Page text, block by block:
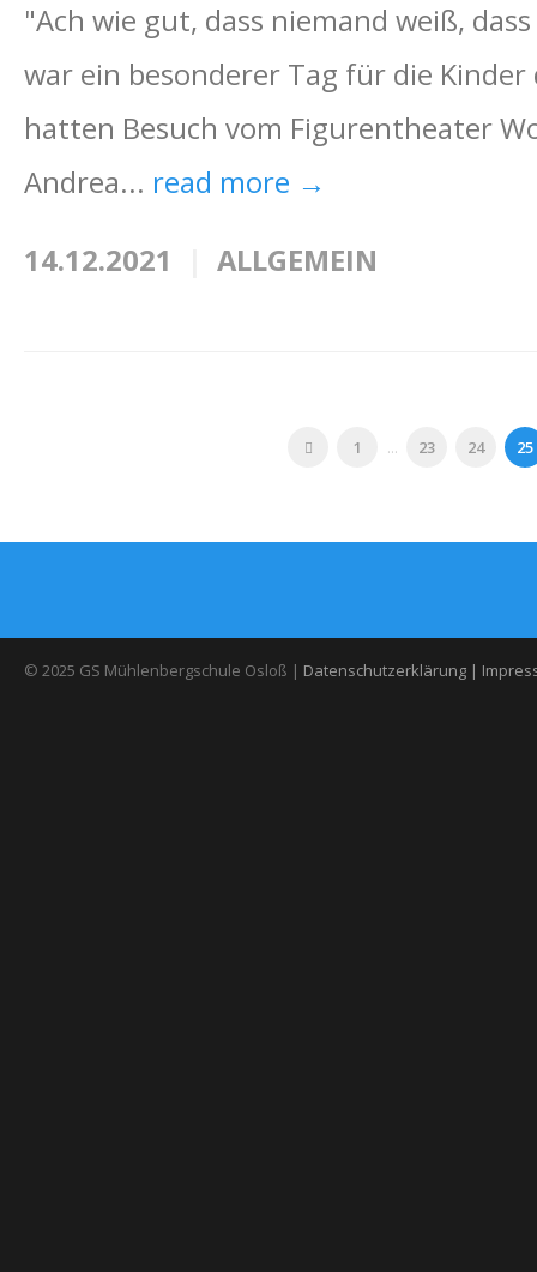
"Ach wie gut, dass niemand weiß,
war ein besonderer Tag für die
hatten Besuch vom Figurentheater
Andrea... read more →
14.12.2021 ALLGEMEIN
1 ... 23 24 25
© 2025 GS Mühlenbergschule Osloß | Datenschutzerklärung |